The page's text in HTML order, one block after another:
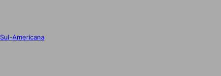
Sul-Americana